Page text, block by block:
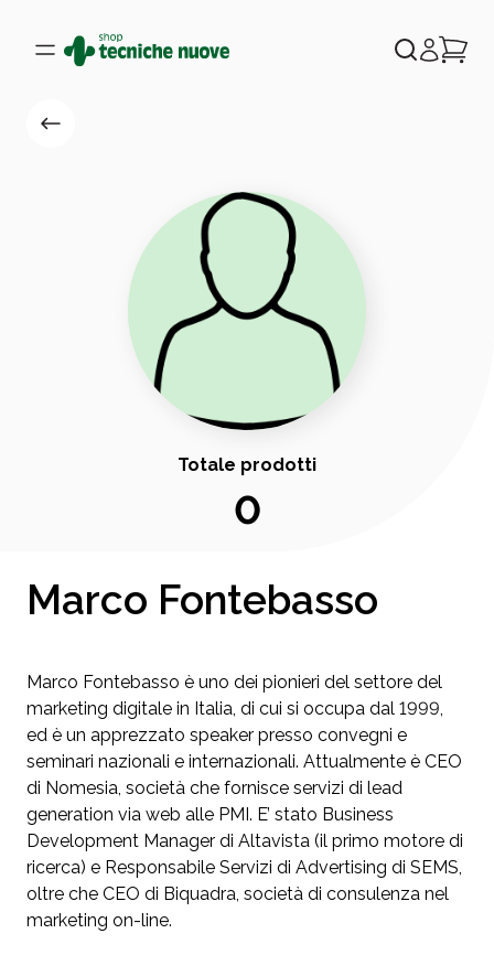
Totale prodotti
0
Marco Fontebasso
Marco Fontebasso è uno dei pionieri del settore del
marketing digitale in Italia, di cui si occupa dal 1999,
ed è un apprezzato speaker presso convegni e
seminari nazionali e internazionali. Attualmente è CEO
di Nomesia, società che fornisce servizi di lead
generation via web alle PMI. E’ stato Business
Development Manager di Altavista (il primo motore di
ricerca) e Responsabile Servizi di Advertising di SEMS,
oltre che CEO di Biquadra, società di consulenza nel
marketing on-line.